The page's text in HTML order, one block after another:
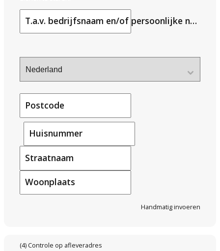
T.a.v. bedrijfsnaam en/of persoonlijke naam
Postcode
Huisnummer
Straatnaam
Woonplaats
Handmatig invoeren
(4) Controle op afleveradres